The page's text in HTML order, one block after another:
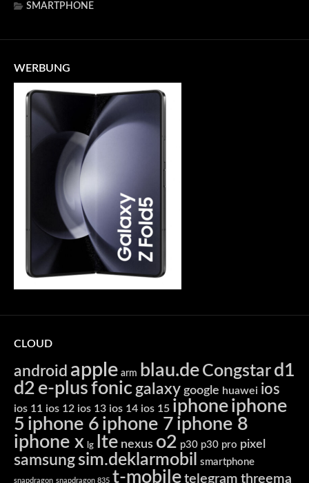
SMARTPHONE
WERBUNG
CLOUD
android apple arm blau.de Congstar d1
d2 e-plusfonic galaxy google huawei ios
ios 11 ios 12 ios 13 ios 14 ios 15 iphoneiphone
5 iphone 6 iphone 7 iphone 8
iphone x lg lte nexus o2 p30 p30 pro pixel
samsung sim.deklarmobil smartphone
snapdragon snapdragon 835 t-mobile telegram threema